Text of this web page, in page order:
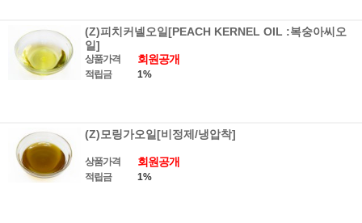
(Z)피치커넬오일[PEACH KERNEL OIL :복숭아씨오
일]
상품가격 회원공개
적립금 1%
(Z)모링가오일[비정제/냉압착]
상품가격 회원공개
적립금 1%